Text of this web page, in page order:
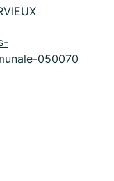
050070